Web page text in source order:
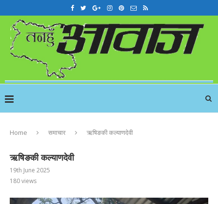
Home समाचार ऋषिङकी कल्याणदेवी
ऋषिङकी कल्याणदेवी
19th June 2025
180views